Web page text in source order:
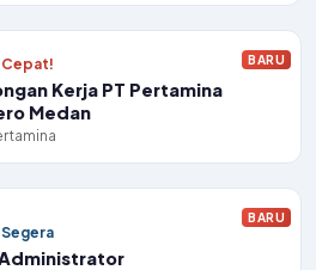
Kerja PT Pertamina
Medan
BARU
BARU